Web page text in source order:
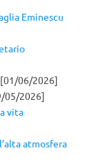
Eminescu
[01/06/2026]
05/2026]
vita
atmosfera